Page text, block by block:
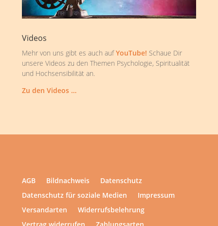
Videos
Mehr von uns gibt es auch aufYouTube! Schaue Dir
unsere Videos zu den Themen Psychologie, Spiritualität
und Hochsensibilität an.
Zu den Videos …
AGB Bildnachweis
Datenschutz
Datenschutz für soziale Medien
Impressum
Versandarten
Widerrufsbelehrung